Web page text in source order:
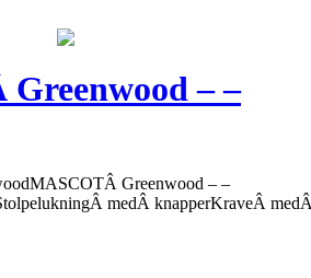
– –
Greenwood – –
medÂ knapperKraveÂ